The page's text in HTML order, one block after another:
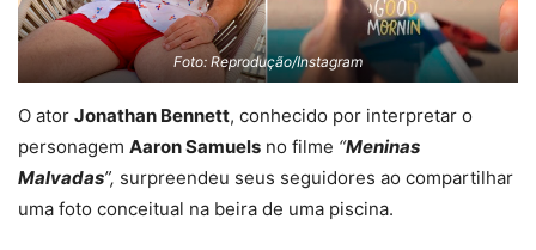
Foto: Reprodução/Instagram
O ator Jonathan Bennett, conhecido por interpretar o
personagem Aaron Samuels no filme “Meninas
Malvadas”, surpreendeu seus seguidores ao compartilhar
uma foto conceitual na beira de uma piscina.